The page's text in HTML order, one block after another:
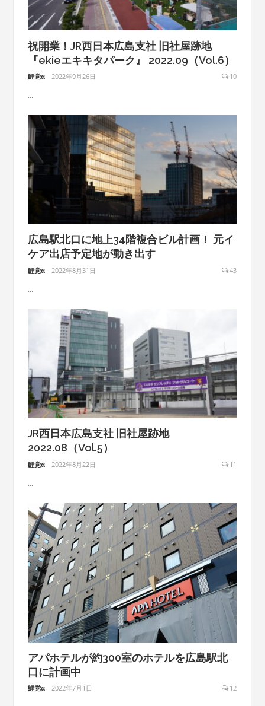
祝開業！JR西日本広島支社 旧社屋跡地
『ekieエキキタパーク』 2022.09（Vol.6）
鯉党α 2022年9月26日 10
...
広島駅北口に地上34階複合ビル計画！ 元イ
ケア出店予定地が動き出す
鯉党α 2022年8月31日 43
...
JR西日本広島支社 旧社屋跡地
2022.08（Vol.5）
鯉党α 2022年8月22日 11
...
アパホテルが約300室のホテルを広島駅北
口に計画中
鯉党α 2022年7月1日 12